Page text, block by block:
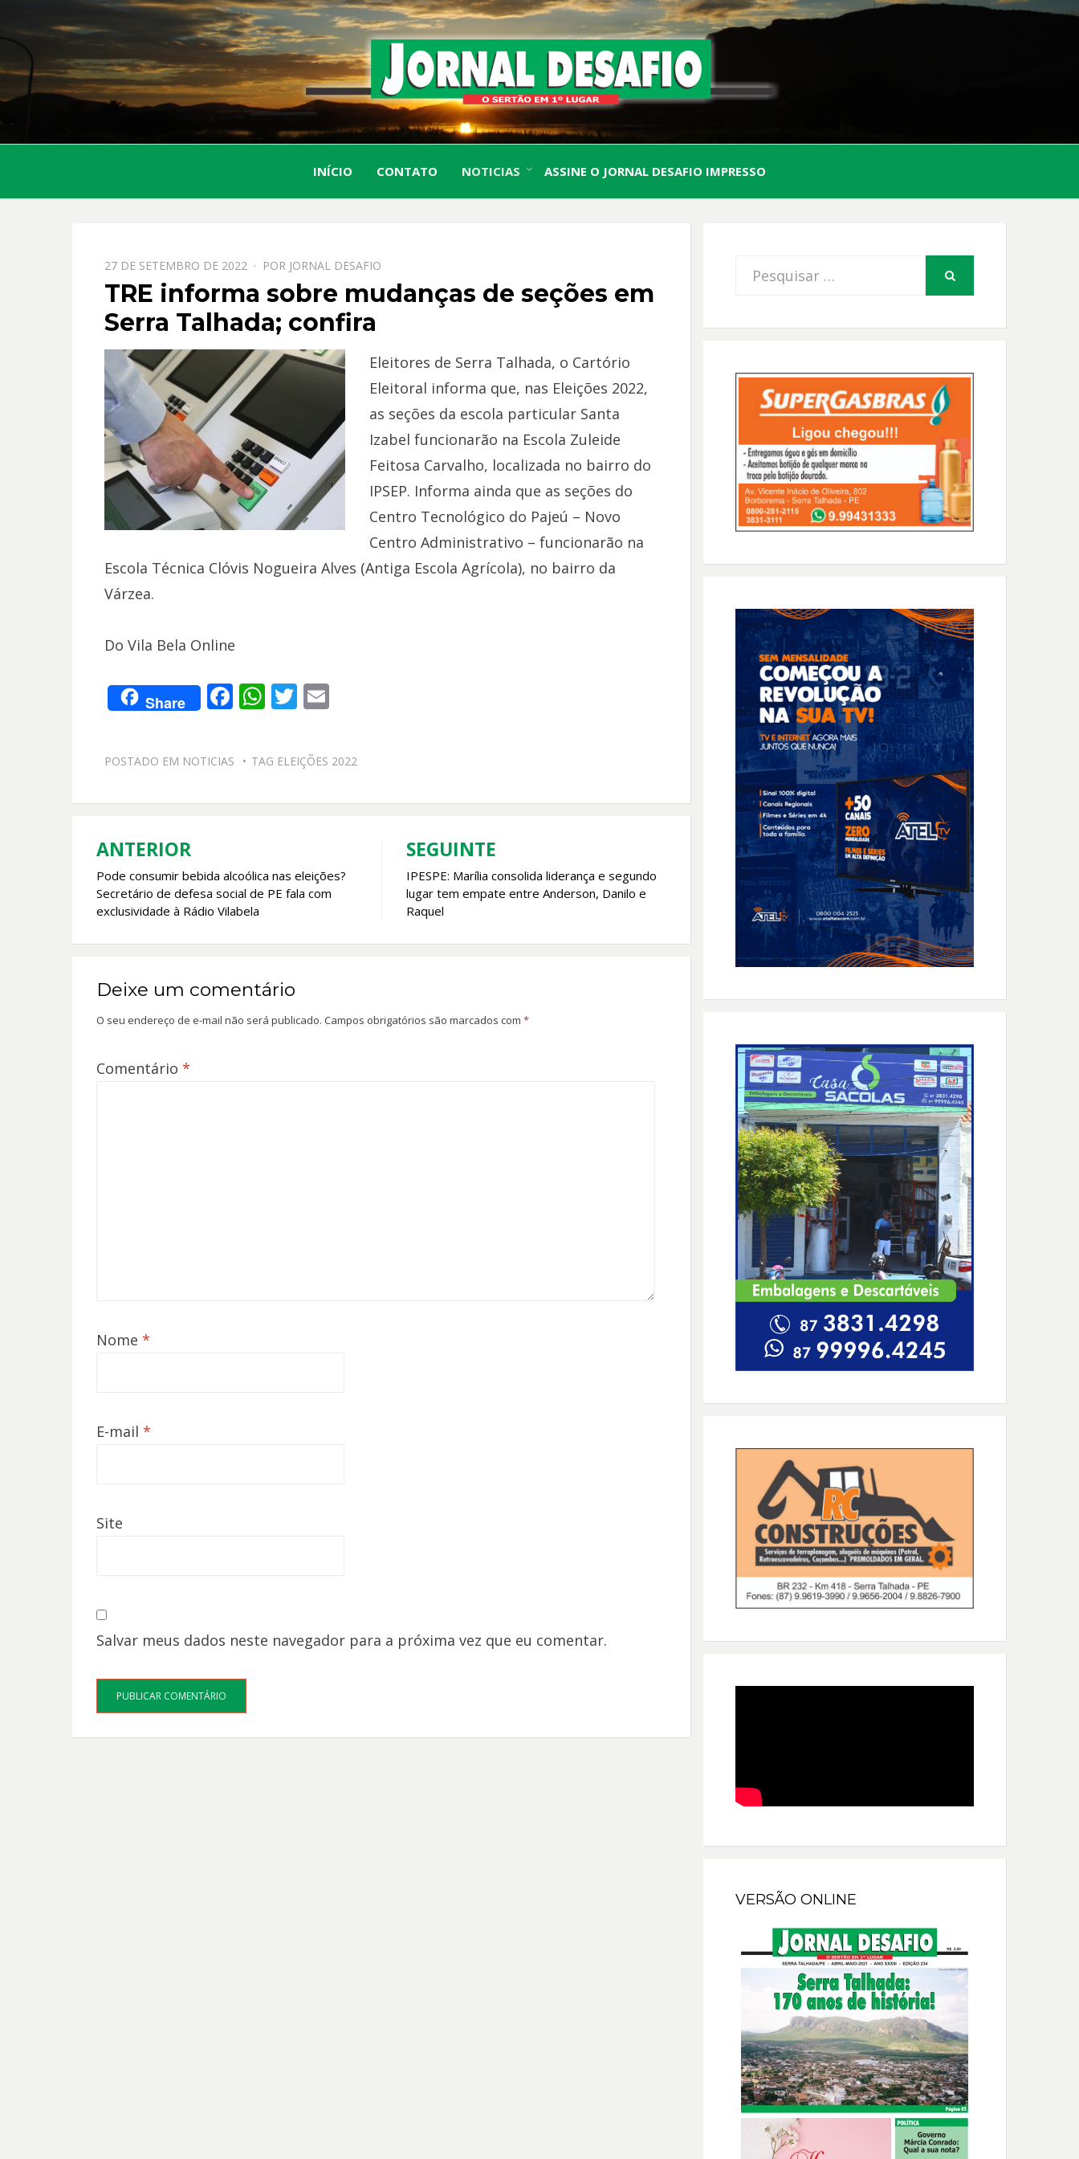
JORNAL
DESAFIO
O Sertão em 1º Lugar
INÍCIO CONTATO NOTICIAS ASSINE O JORNAL DESAFIO IMPRESSO
PPOSTADO
EM
27 DE SETEMBRO DE 2022 POR JORNAL DESAFIO
TRE informa sobre mudanças de seções em
Serra Talhada; confira
Eleitores de Serra Talhada, o Cartório
Eleitoral informa que, nas Eleições 2022,
as seções da escola particular Santa
Izabel funcionarão na Escola Zuleide
Feitosa Carvalho, localizada no bairro do
IPSEP. Informa ainda que as seções do
Centro Tecnológico do Pajeú – Novo
Centro Administrativo – funcionarão na
Escola Técnica Clóvis Nogueira Alves (Antiga Escola Agrícola), no bairro da
Várzea.
Do Vila Bela Online
Share F
b
o
W
s
A
T
itt
er
E
l
POSTADO EM NOTICIAS TAG ELEIÇÕES 2022
Navegação
de
Post
ANTERIOR
Pode consumir bebida alcoólica nas eleições?
Secretário de defesa social de PE fala com
exclusividade à Rádio Vilabela
SEGUINTE
IPESPE: Marília consolida liderança e segundo
lugar tem empate entre Anderson, Danilo e
Raquel
Deixe um comentário
O seu endereço de e-mail não será publicado. Campos obrigatórios são marcados com *
Comentário *
Nome *
E-mail *
Site
Salvar meus dados neste navegador para a próxima vez que eu comentar.
Procurar
VERSÃO ONLINE